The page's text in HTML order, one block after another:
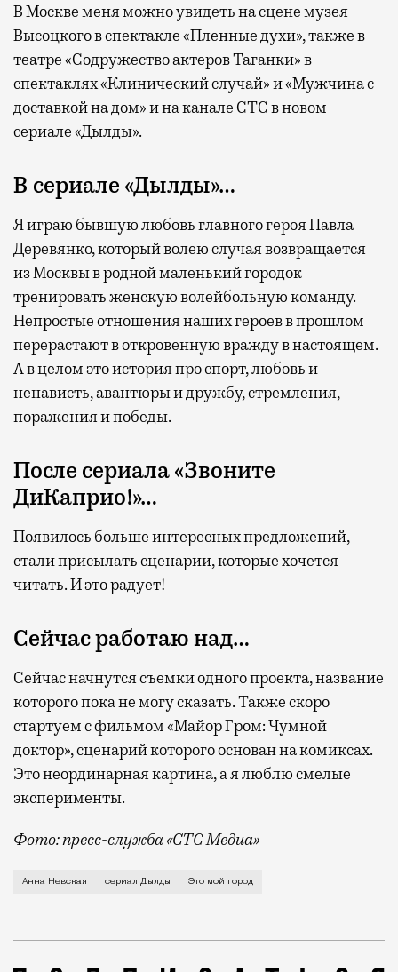
В Москве меня можно увидеть на сцене музея
Высоцкого в спектакле «Пленные духи», также в
театре «Содружество актеров Таганки» в
спектаклях «Клинический случай» и «Мужчина с
доставкой на дом» и на канале СТС в новом
сериале «Дылды».
В сериале «Дылды»…
Я играю бывшую любовь главного героя Павла
Деревянко, который волею случая возвращается
из Москвы в родной маленький городок
тренировать женскую волейбольную команду.
Непростые отношения наших героев в прошлом
перерастают в откровенную вражду в настоящем.
А в целом это история про спорт, любовь и
ненависть, авантюры и дружбу, стремления,
поражения и победы.
После сериала «Звоните
ДиКаприо!»…
Появилось больше интересных предложений,
стали присылать сценарии, которые хочется
читать. И это радует!
Сейчас работаю над…
Сейчас начнутся съемки одного проекта, название
которого пока не могу сказать. Также скоро
стартуем с фильмом «Майор Гром: Чумной
доктор», сценарий которого основан на комиксах.
Это неординарная картина, а я люблю смелые
эксперименты.
Фото: пресс-служба «СТС Медиа»
О причинах требовательности москвичей и о том,
Анна Невская сериал Дылды Это мой город